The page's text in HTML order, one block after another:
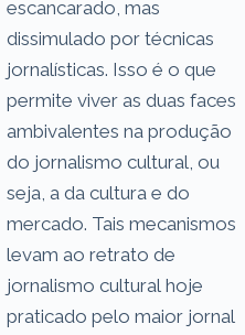
escancarado, mas
dissimulado por técnicas
jornalísticas. Isso é o que
permite viver as duas faces
ambivalentes na produção
do jornalismo cultural, ou
seja, a da cultura e do
mercado. Tais mecanismos
levam ao retrato de
jornalismo cultural hoje
praticado pelo maior jornal